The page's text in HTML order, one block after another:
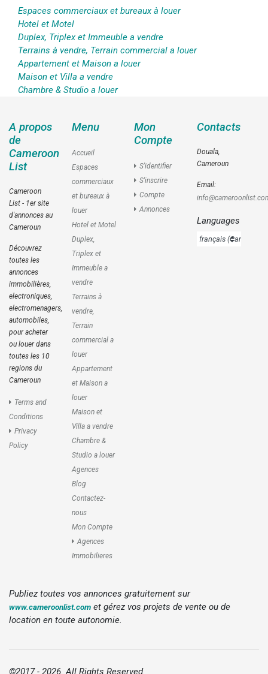
Espaces commerciaux et bureaux à louer
Hotel et Motel
Duplex, Triplex et Immeuble a vendre
Terrains à vendre, Terrain commercial a louer
Appartement et Maison a louer
Maison et Villa a vendre
Chambre & Studio a louer
A propos
de
Cameroon
List
Cameroon
List - 1er site
d'annonces au
Cameroun
Découvrez
toutes les
annonces
immobilières,
electroniques,
electromenagers,
automobiles,
pour acheter
ou louer dans
toutes les 10
regions du
Cameroun
Terms and
Conditions
Privacy
Policy
Menu
Accueil
Espaces
commerciaux
et bureaux à
louer
Hotel et Motel
Duplex,
Triplex et
Immeuble a
vendre
Terrains à
vendre,
Terrain
commercial a
louer
Appartement
et Maison a
louer
Maison et
Villa a vendre
Chambre &
Studio a louer
Agences
Blog
Contactez-
nous
Mon Compte
Agences
Immobilieres
Mon
Compte
S'identifier
S'inscrire
Compte
Annonces
Contacts
Douala,
Cameroun
Email:
Languages
Publiez toutes vos annonces gratuitement sur
www.cameroonlist.com et gérez vos projets de vente ou de
location en toute autonomie.
©2017 - 2026. All Rights Reserved.